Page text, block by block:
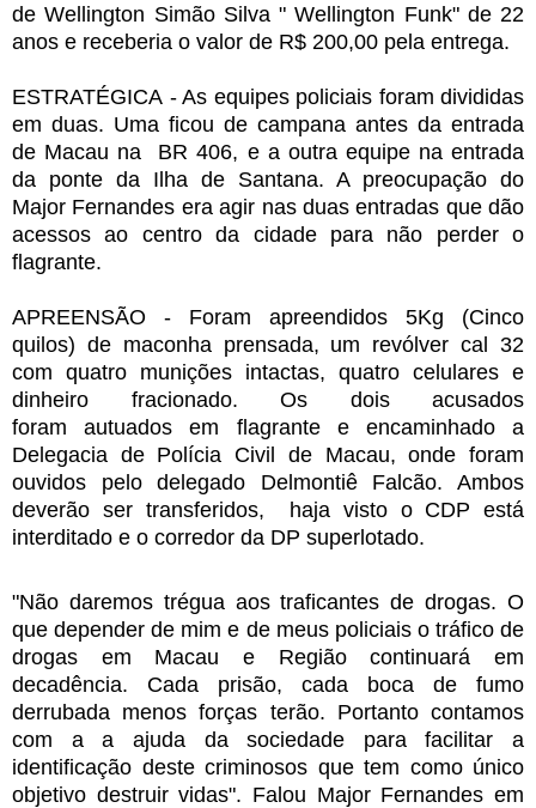
de Wellington Simão Silva " Wellington Funk" de 22
anos e receberia o valor de R$ 200,00 pela entrega.
ESTRATÉGICA - As equipes policiais foram divididas
em duas. Uma ficou de campana antes da entrada
de Macau na BR 406, e a outra equipe na entrada
da ponte da Ilha de Santana. A preocupação do
Major Fernandes era agir nas duas entradas que dão
acessos ao centro da cidade para não perder o
flagrante.
APREENSÃO - Foram apreendidos 5Kg (Cinco
quilos) de maconha prensada, um revólver cal 32
com quatro munições intactas, quatro celulares e
dinheiro fracionado. Os dois acusados
foram autuados em flagrante e encaminhado a
Delegacia de Polícia Civil de Macau, onde foram
ouvidos pelo delegado Delmontiê Falcão. Ambos
deverão ser transferidos, haja visto o CDP está
interditado e o corredor da DP superlotado.
"Não daremos trégua aos traficantes de drogas. O
que depender de mim e de meus policiais o tráfico de
drogas em Macau e Região continuará em
decadência. Cada prisão, cada boca de fumo
derrubada menos forças terão. Portanto contamos
com a a ajuda da sociedade para facilitar a
identificação deste criminosos que tem como único
objetivo destruir vidas". Falou Major Fernandes em